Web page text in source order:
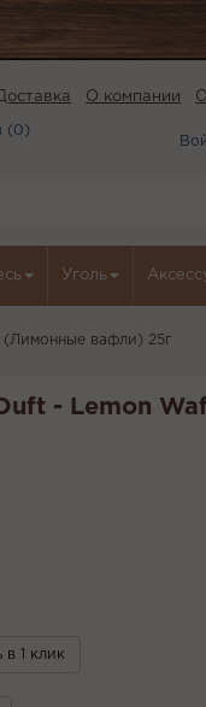
О компании
(0)
Уголь
(Лимонные вафли) 25г
- Lemon
в 1 клик